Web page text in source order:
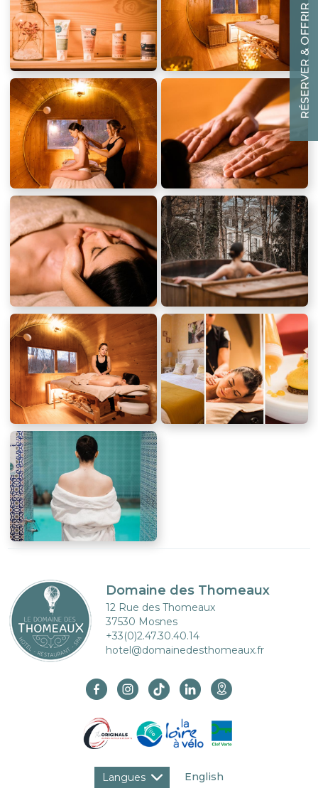
Domaine des Thomeaux
12 Rue des Thomeaux
37530 Mosnes
+33(0)2.47.30.40.14
hotel@domainedesthomeaux.fr
Langues English